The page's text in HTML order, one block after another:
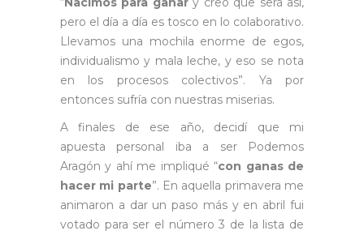
pero el día a día es tosco en lo colaborativo.
Llevamos una mochila enorme de egos,
individualismo y mala leche, y eso se nota
en los procesos colectivos”. Ya por
entonces sufría con nuestras miserias.
A finales de ese año, decidí que mi
apuesta personal iba a ser Podemos
Aragón y ahí me impliqué “con ganas de
hacer mi parte”. En aquella primavera me
animaron a dar un paso más y en abril fui
votado para ser el número 3 de la lista de